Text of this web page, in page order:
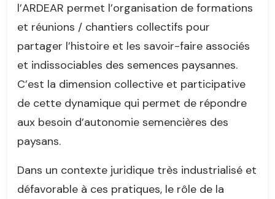
l’ARDEAR permet l’organisation de formations
et réunions / chantiers collectifs pour
partager l’histoire et les savoir-faire associés
et indissociables des semences paysannes.
C’est la dimension collective et participative
de cette dynamique qui permet de répondre
aux besoin d’autonomie semencières des
paysans.
Dans un contexte juridique très industrialisé et
défavorable à ces pratiques, le rôle de la